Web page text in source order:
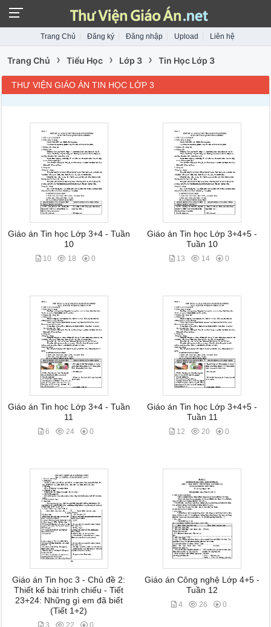
Trang Chủ Đăng ký Đăng nhập Upload Liên hệ
Trang Chủ › Tiểu Học › Lớp 3 › Tin Học Lớp 3
THƯ VIỆN GIÁO ÁN TIN HỌC LỚP 3
Giáo án Tin học Lớp 3+4 - Tuần
10
10 18 0
Giáo án Tin học Lớp 3+4+5 -
Tuần 10
13 14 0
Giáo án Tin học Lớp 3+4 - Tuần
11
6 24 0
Giáo án Tin học Lớp 3+4+5 -
Tuần 11
12 20 0
Giáo án Tin học 3 - Chủ đề 2:
Thiết kế bài trình chiếu - Tiết
23+24: Những gì em đã biết
(Tiết 1+2)
3 22 0
Giáo án Công nghệ Lớp 4+5 -
Tuần 12
4 26 0